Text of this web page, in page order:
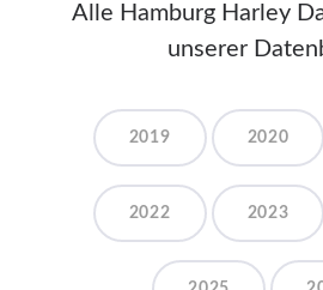
Alle Hamburg Harley
unserer
2019 2020
2022 2023